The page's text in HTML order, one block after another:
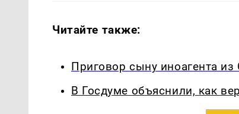
Читайте также:
Приговор сыну иноагента
В Госдуме объяснили, как